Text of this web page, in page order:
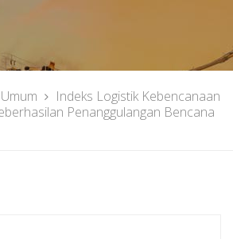
Indeks Logistik Kebencanaan
Penanggulangan Bencana